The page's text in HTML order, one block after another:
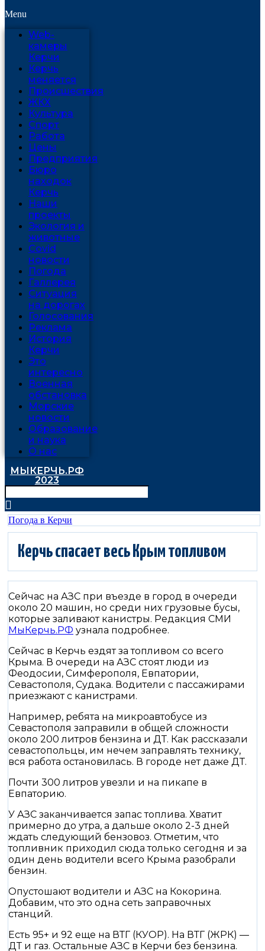
Menu
Web-
камеры
Керчи
Керчь
меняется
Проиcшествия
ЖКХ
Культура
Спорт
Работа
Цены
Предприятия
Бюро
находок
Керчь
Наши
проекты
Экология и
животные
Covid
новости
Погода
Галлерея
Ситуация
на дорогах
Голосования
Реклама
История
Керчи
Это
интересно
Военная
обстановка
Морские
новости
Образование
и наука
О нас
МЫКЕРЧЬ.РФ
2023
Погода в Керчи
Керчь спасает весь Крым топливом
Сейчас на АЗС при въезде в город в очереди
около 20 машин, но среди них грузовые бусы,
которые заливают канистры. Редакция СМИ
МыКерчь.РФ узнала подробнее.
Сейчас в Керчь ездят за топливом со всего
Крыма. В очереди на АЗС стоят люди из
Феодосии, Симферополя, Евпатории,
Севастополя, Судака. Водители с пассажирами
приезжают с канистрами.
Например, ребята на микроавтобусе из
Севастополя заправили в общей сложности
около 200 литров бензина и ДТ. Как рассказали
севастопольцы, им нечем заправлять технику,
вся работа остановилась. В городе нет даже ДТ.
Почти 300 литров увезли и на пикапе в
Евпаторию.
У АЗС заканчивается запас топлива. Хватит
примерно до утра, а дальше около 2-3 дней
ждать следующий бензовоз. Отметим, что
топливник приходил сюда только сегодня и за
один день водители всего Крыма разобрали
бензин.
Опустошают водители и АЗС на Кокорина.
Добавим, что это одна сеть заправочных
станций.
Есть 95+ и 92 еще на ВТГ (КУОР). На ВТГ (ЖРК) —
ДТ и газ. Остальные АЗС в Керчи без бензина.